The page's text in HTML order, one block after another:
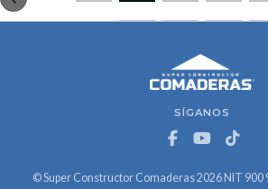
SÍGANOS
© Super Constructor Comaderas 2026 NIT 900